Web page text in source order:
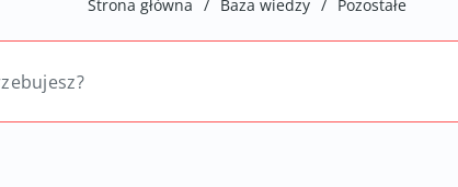
Strona główna / Baza wiedzy / Pozostałe